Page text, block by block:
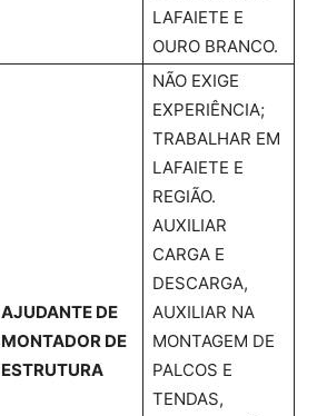
LAFAIETE E
OURO BRANCO.
AJUDANTE DE
MONTADOR DE
ESTRUTURA
NÃO EXIGE
EXPERIÊNCIA;
TRABALHAR EM
LAFAIETE E
REGIÃO.
AUXILIAR
CARGA E
DESCARGA,
AUXILIAR NA
MONTAGEM DE
PALCOS E
TENDAS,